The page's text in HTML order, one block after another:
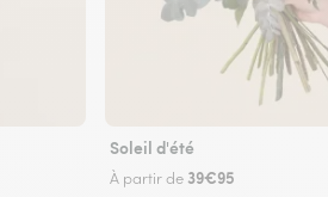
Soleil d'été
À partir de 39€95